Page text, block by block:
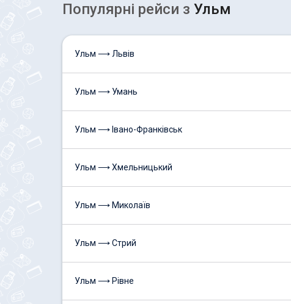
Популярні рейcи з Ульм
Ульм ⟶ Львів
Ульм ⟶ Умань
Ульм ⟶ Івано-Франківськ
Ульм ⟶ Хмельницький
Ульм ⟶ Миколаїв
Ульм ⟶ Стрий
Ульм ⟶ Рівне